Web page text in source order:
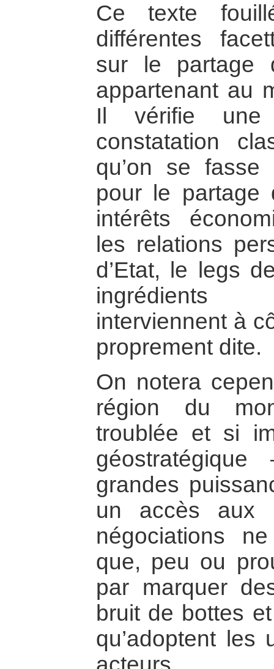
Ce texte
différentes
sur le partage
appartenant au
Il vérifie
constatation
qu’on se fasse
pour le partage
intérêts
les relations
d’Etat, le legs
interviennent à
proprement dite.
On notera
région du
troublée et si
grandes
un accès aux
négociations
que, peu ou
par marquer
bruit de bottes
qu’adoptent